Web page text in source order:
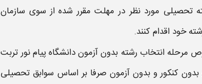
تحصیلی مورد نظر در مهلت مقرر شده از سوی سازمان
خود اقدام کنند.
مرحله انتخاب رشته بدون آزمون دانشگاه پیام نور تربت
کنکور و بدون آزمون صرفا بر اساس سوابق تحصیلی